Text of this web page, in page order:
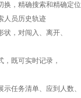
换，精确搜索和精确定位
人员历史轨迹
，对闯入、离开、
既可实时记录，
任务清单、应到人数、